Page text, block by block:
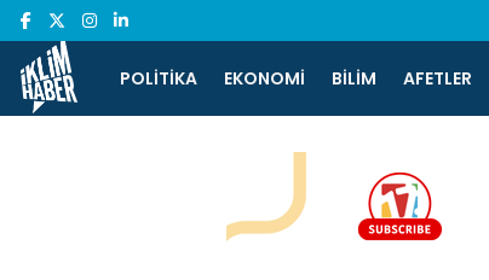
POLITIKA EKONOMI BILIM AFETLER